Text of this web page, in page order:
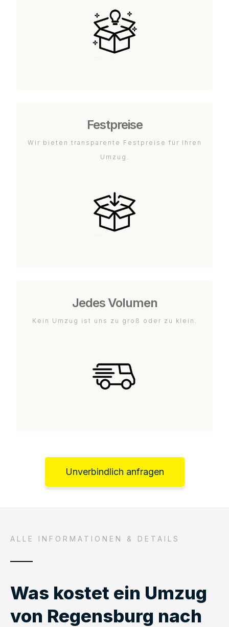
Festpreise
Wir bieten transparente Festpreise für Ihren
Umzug.
Jedes Volumen
Kein Umzug ist uns zu groß oder zu klein.
Unverbindlich anfragen
ALLE INFORMATIONEN & DETAILS
Was kostet ein Umzug
von Regensburg nach